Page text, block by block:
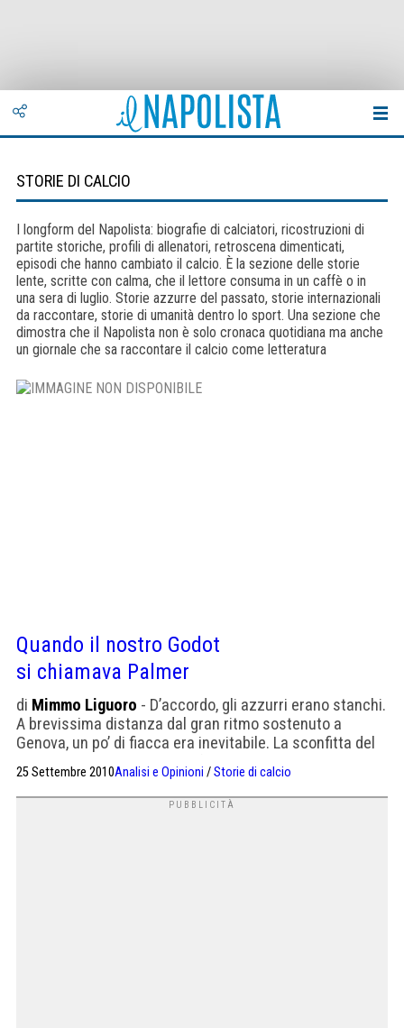
STORIE DI CALCIO
I longform del Napolista: biografie di calciatori, ricostruzioni di
partite storiche, profili di allenatori, retroscena dimenticati,
episodi che hanno cambiato il calcio. È la sezione delle storie
lente, scritte con calma, che il lettore consuma in un caffè o in
una sera di luglio. Storie azzurre del passato, storie internazionali
da raccontare, storie di umanità dentro lo sport. Una sezione che
dimostra che il Napolista non è solo cronaca quotidiana ma anche
un giornale che sa raccontare il calcio come letteratura
Quando il nostro Godot
si chiamava Palmer
di Mimmo Liguoro - D’accordo, gli azzurri erano stanchi.
A brevissima distanza dal gran ritmo sostenuto a
Genova, un po’ di fiacca era inevitabile. La sconfitta del
prontezza e lucidità. Il fatto è che il calcio di oggi punta
sulla velocità e sull’intensità della corsa, dal primo […]
25 Settembre 2010Analisi e Opinioni /Storie di calcio